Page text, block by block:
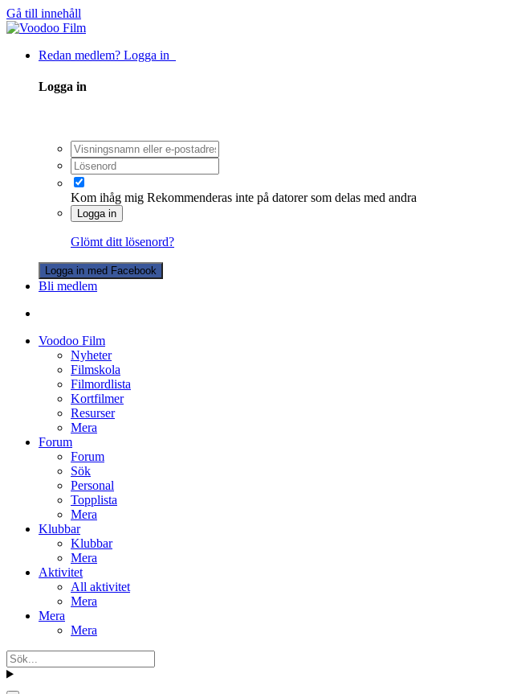
Gå till innehåll
Redan medlem? Logga in
Logga in
Kom ihåg mig Rekommenderas inte på datorer som delas med andra
Logga in
Glömt ditt lösenord?
Logga in med Facebook
Bli medlem
Voodoo Film
Nyheter
Filmskola
Filmordlista
Kortfilmer
Resurser
Mera
Forum
Forum
Sök
Personal
Topplista
Mera
Klubbar
Klubbar
Mera
Aktivitet
All aktivitet
Mera
Mera
Mera